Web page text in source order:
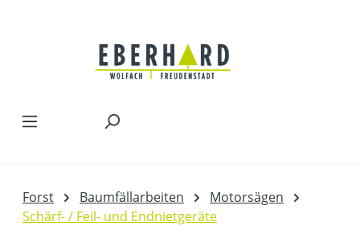
Forst Baumfällarbeiten
Motorsägen
Schärf- / Feil- und Endnietgeräte